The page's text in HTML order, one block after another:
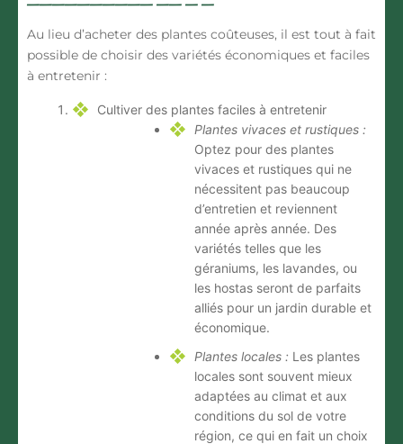
Au lieu d’acheter des plantes coûteuses, il est tout à fait
possible de choisir des variétés économiques et faciles
à entretenir :
Cultiver des plantes faciles à entretenir
Plantes vivaces et rustiques :
Optez pour des plantes
vivaces et rustiques qui ne
nécessitent pas beaucoup
d’entretien et reviennent
année après année. Des
variétés telles que les
géraniums, les lavandes, ou
les hostas seront de parfaits
alliés pour un jardin durable et
économique.
Plantes locales : Les plantes
locales sont souvent mieux
adaptées au climat et aux
conditions du sol de votre
région, ce qui en fait un choix